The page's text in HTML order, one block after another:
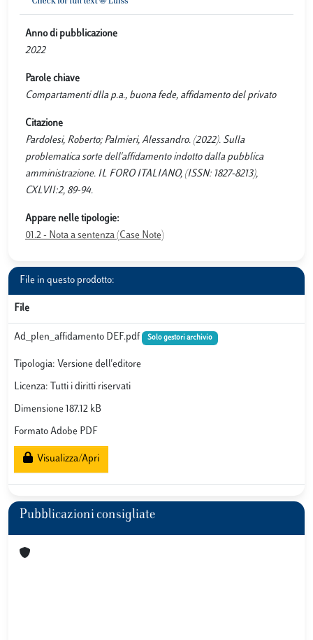
Anno di pubblicazione
2022
Parole chiave
Compartamenti dlla p.a., buona fede, affidamento del privato
Citazione
Pardolesi, Roberto; Palmieri, Alessandro. (2022). Sulla
problematica sorte dell'affidamento indotto dalla pubblica
amministrazione. IL FORO ITALIANO, (ISSN: 1827-8213),
CXLVII:2, 89-94.
Appare nelle tipologie:
01.2 - Nota a sentenza (Case Note)
File in questo prodotto:
File
Ad_plen_affidamento DEF.pdf Solo gestori archivio
Tipologia: Versione dell'editore
Licenza: Tutti i diritti riservati
Dimensione 187.12 kB
Formato Adobe PDF
Visualizza/Apri
Pubblicazioni consigliate